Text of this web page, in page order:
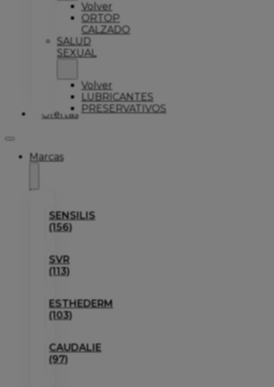
Volver
ORTOP
CALZADO
SALUD
SEXUAL
Volver
LUBRICANTES
PRESERVATIVOS
Ofertas
Marcas
SENSILIS
(156)
SVR
(113)
ESTHEDERM
(103)
CAUDALIE
(97)